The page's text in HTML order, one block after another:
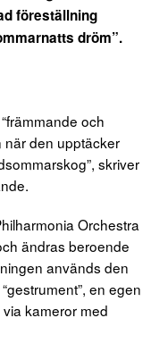
föreställning
dröm”.
och
när den upptäcker
skriver
Orchestra
ändras beroende
används den
en egen
kameror med